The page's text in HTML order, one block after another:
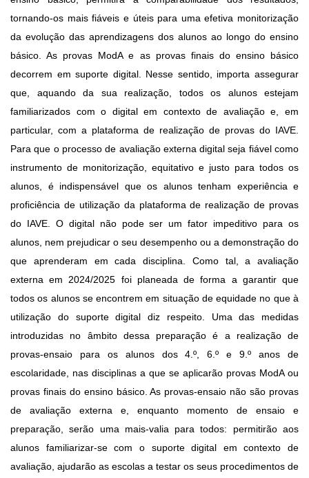
tornando-os mais fiáveis e úteis para uma efetiva monitorização
da evolução das aprendizagens dos alunos ao longo do ensino
básico. As provas ModA e as provas finais do ensino básico
decorrem em suporte digital. Nesse sentido, importa assegurar
que, aquando da sua realização, todos os alunos estejam
familiarizados com o digital em contexto de avaliação e, em
particular, com a plataforma de realização de provas do IAVE.
Para que o processo de avaliação externa digital seja fiável como
instrumento de monitorização, equitativo e justo para todos os
alunos, é indispensável que os alunos tenham experiência e
proficiência de utilização da plataforma de realização de provas
do IAVE. O digital não pode ser um fator impeditivo para os
alunos, nem prejudicar o seu desempenho ou a demonstração do
que aprenderam em cada disciplina. Como tal, a avaliação
externa em 2024/2025 foi planeada de forma a garantir que
todos os alunos se encontrem em situação de equidade no que à
utilização do suporte digital diz respeito. Uma das medidas
introduzidas no âmbito dessa preparação é a realização de
provas-ensaio para os alunos dos 4.º, 6.º e 9.º anos de
escolaridade, nas disciplinas a que se aplicarão provas ModA ou
provas finais do ensino básico. As provas-ensaio não são provas
de avaliação externa e, enquanto momento de ensaio e
preparação, serão uma mais-valia para todos: permitirão aos
alunos familiarizar-se com o suporte digital em contexto de
avaliação, ajudarão as escolas a testar os seus procedimentos de